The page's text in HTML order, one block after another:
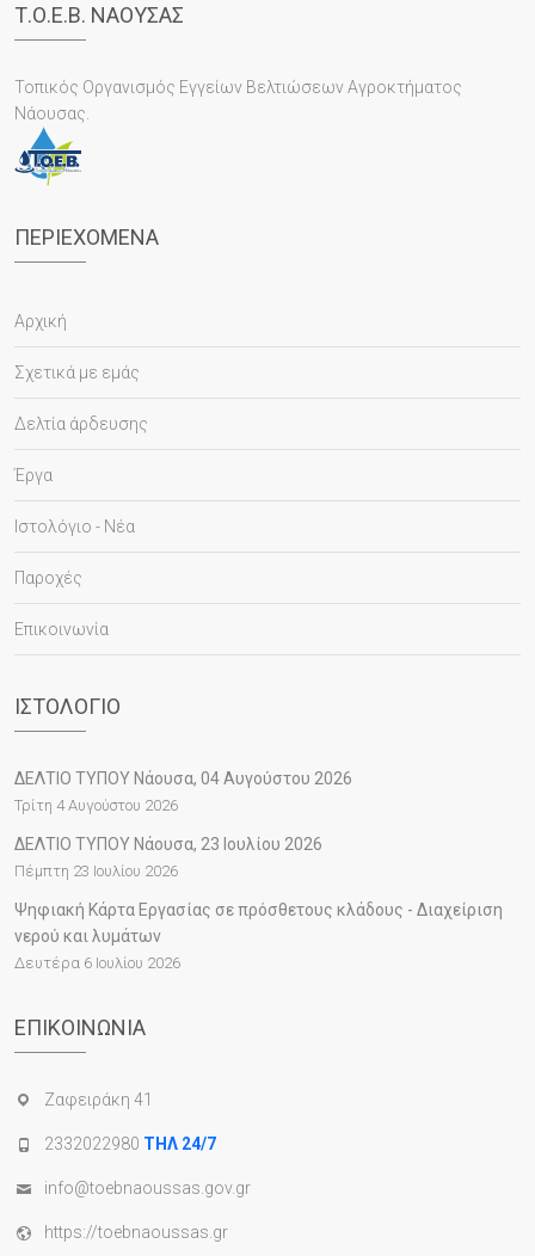
Τ.Ο.Ε.Β. ΝΑΟΥΣΑΣ
Τοπικός Οργανισμός Εγγείων Βελτιώσεων Αγροκτήματος
Νάουσας.
ΠΕΡΙΕΧΌΜΕΝΑ
Αρχική
Σχετικά με εμάς
Δελτία άρδευσης
Έργα
Ιστολόγιο - Νέα
Παροχές
Επικοινωνία
ΙΣΤΟΛΌΓΙΟ
ΔΕΛΤΙΟ ΤΥΠΟΥ Νάουσα, 04 Αυγούστου 2026
Τρίτη 4 Αυγούστου 2026
ΔΕΛΤΙΟ ΤΥΠΟΥ Νάουσα, 23 Ιουλίου 2026
Πέμπτη 23 Ιουλίου 2026
Ψηφιακή Κάρτα Εργασίας σε πρόσθετους κλάδους - Διαχείριση
νερού και λυμάτων
Δευτέρα 6 Ιουλίου 2026
ΕΠΙΚΟΙΝΩΝΊΑ
Ζαφειράκη 41
2332022980 ΤΗΛ 24/7
info@toebnaoussas.gov.gr
https://toebnaoussas.gr